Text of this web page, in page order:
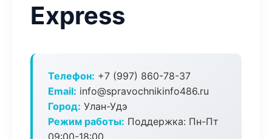
Express
Телефон: +7 (997) 860-78-37
Email: info@spravochnikinfo486.ru
Город: Улан-Удэ
Режим работы: Поддержка: Пн-Пт
09:00-18:00